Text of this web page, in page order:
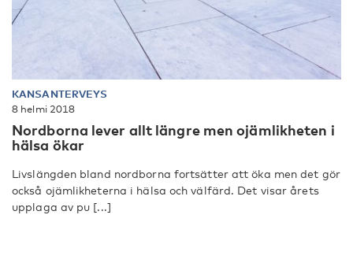
KANSANTERVEYS
8 helmi 2018
Nordborna lever allt längre men ojämlikheten i
hälsa ökar
Livslängden bland nordborna fortsätter att öka men det gör
också ojämlikheterna i hälsa och välfärd. Det visar årets
upplaga av pu [...]